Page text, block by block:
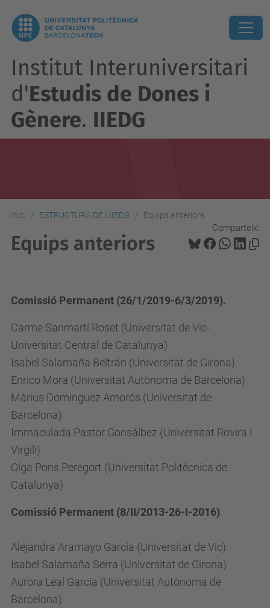
Institut Interuniversitari
d'Estudis de Dones i
Gènere. IIEDG
Inici ESTRUCTURA DE L'IIEDG Equips anteriors
Comparteix:
Equips anteriors
Comissió Permanent (26/1/2019-6/3/2019).
Carme Sanmartí Roset (Universitat de Vic-
Universitat Central de Catalunya)
Isabel Salamaña Beltrán (Universitat de Girona)
Enrico Mora (Universitat Autònoma de Barcelona)
Màrius Dominguez Amorós (Universitat de
Barcelona)
Immaculada Pastor Gonsálbez (Universitat Rovira i
Virgili)
Olga Pons Peregort (Universitat Politècnica de
Catalunya)
Comissió Permanent (8/II/2013-26-I-2016)
Alejandra Aramayo García (Universitat de Vic)
Isabel Salamaña Serra (Universitat de Girona)
Aurora Leal García (Universitat Autònoma de
Barcelona)